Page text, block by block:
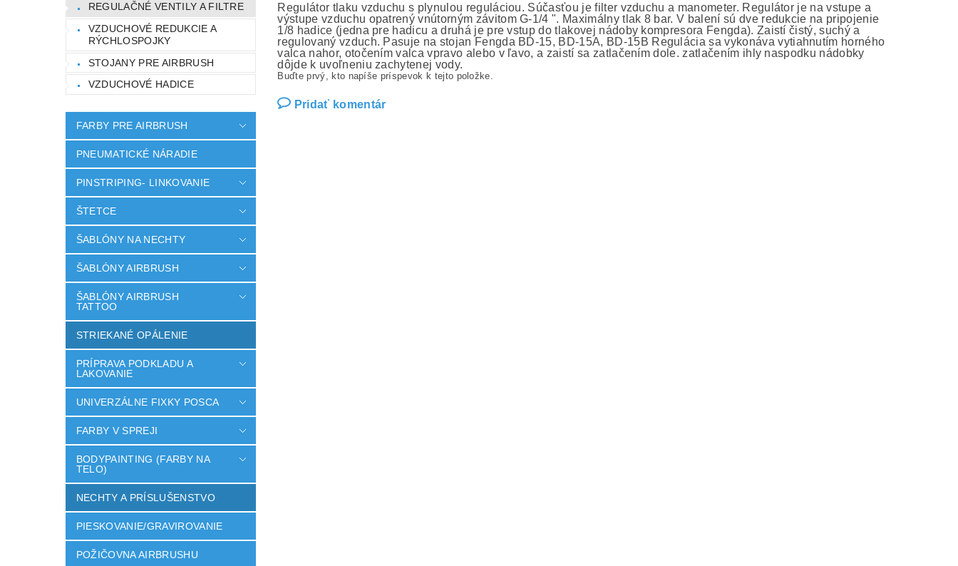
REGULAČNÉ VENTILY A FILTRE
VZDUCHOVÉ REDUKCIE A
RÝCHLOSPOJKY
STOJANY PRE AIRBRUSH
VZDUCHOVÉ HADICE
FARBY PRE AIRBRUSH
PNEUMATICKÉ NÁRADIE
PINSTRIPING- LINKOVANIE
ŠTETCE
ŠABLÓNY NA NECHTY
ŠABLÓNY AIRBRUSH
ŠABLÓNY AIRBRUSH
TATTOO
STRIEKANÉ OPÁLENIE
PRÍPRAVA PODKLADU A
LAKOVANIE
UNIVERZÁLNE FIXKY POSCA
FARBY V SPREJI
BODYPAINTING (FARBY NA
TELO)
NECHTY A PRÍSLUŠENSTVO
PIESKOVANIE/GRAVIROVANIE
POŽIČOVNA AIRBRUSHU
Regulátor tlaku vzduchu s plynulou reguláciou. Súčasťou je filter vzduchu a manometer. Regulátor je na vstupe a
výstupe vzduchu opatrený vnútorným závitom G-1/4 ". Maximálny tlak 8 bar. V balení sú dve redukcie na pripojenie
1/8 hadice (jedna pre hadicu a druhá je pre vstup do tlakovej nádoby kompresora Fengda). Zaistí čistý, suchý a
regulovaný vzduch. Pasuje na stojan Fengda BD-15, BD-15A, BD-15B Regulácia sa vykonáva vytiahnutím horného
valca nahor, otočením valca vpravo alebo v ľavo, a zaistí sa zatlačením dole. zatlačením ihly naspodku nádobky
dôjde k uvoľneniu zachytenej vody.
Buďte prvý, kto napíše príspevok k tejto položke.
Pridať komentár